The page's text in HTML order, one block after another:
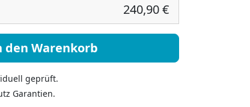
240,90 €
Beleuchtung - Lenora oben Menge
den Warenkorb
geprüft.
Garantien.